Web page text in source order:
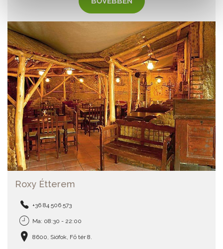
Roxy Étterem
+36 84 506 573
Ma: 08:30 - 22:00
8600, Siófok, Fő tér 8.